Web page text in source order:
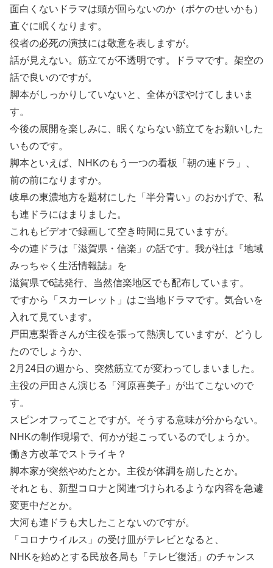
面白くないドラマは頭が回らないのか（ボケのせいかも）
直ぐに眠くなります。
役者の必死の演技には敬意を表しますが。
話が見えない。筋立てが不透明です。ドラマです。架空の
話で良いのですが。
脚本がしっかりしていないと、全体がぼやけてしまいま
す。
今後の展開を楽しみに、眠くならない筋立てをお願いした
いものです。
脚本といえば、NHKのもう一つの看板「朝の連ドラ」、
前の前になりますか。
岐阜の東濃地方を題材にした「半分青い」のおかげで、私
も連ドラにはまりました。
これもビデオで録画して空き時間に見ていますが。
今の連ドラは「滋賀県・信楽」の話です。我が社は『地域
みっちゃく生活情報誌』を
滋賀県で6誌発行、当然信楽地区でも配布しています。
ですから「スカーレット」はご当地ドラマです。気合いを
入れて見ています。
戸田恵梨香さんが主役を張って熱演していますが、どうし
たのでしょうか、
2月24日の週から、突然筋立てが変わってしまいました。
主役の戸田さん演じる「河原喜美子」が出てこないので
す。
スピンオフってことですが。そうする意味が分からない。
NHKの制作現場で、何かが起こっているのでしょうか。
働き方改革でストライキ？
脚本家が突然やめたとか。主役が体調を崩したとか。
それとも、新型コロナと関連づけられるような内容を急遽
変更中だとか。
大河も連ドラも大したことないのですが。
「コロナウイルス」の受け皿がテレビとなると、
NHKを始めとする民放各局も「テレビ復活」のチャンス